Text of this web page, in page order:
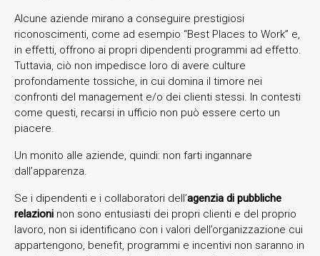
Alcune aziende mirano a conseguire prestigiosi
riconoscimenti, come ad esempio “Best Places to Work” e,
in effetti, offrono ai propri dipendenti programmi ad effetto.
Tuttavia, ciò non impedisce loro di avere culture
profondamente tossiche, in cui domina il timore nei
confronti del management e/o dei clienti stessi. In contesti
come questi, recarsi in ufficio non può essere certo un
piacere.
Un monito alle aziende, quindi: non farti ingannare
dall’apparenza.
Se i dipendenti e i collaboratori dell’agenzia di pubbliche
relazioni non sono entusiasti dei propri clienti e del proprio
lavoro, non si identificano con i valori dell’organizzazione cui
appartengono, benefit, programmi e incentivi non saranno in